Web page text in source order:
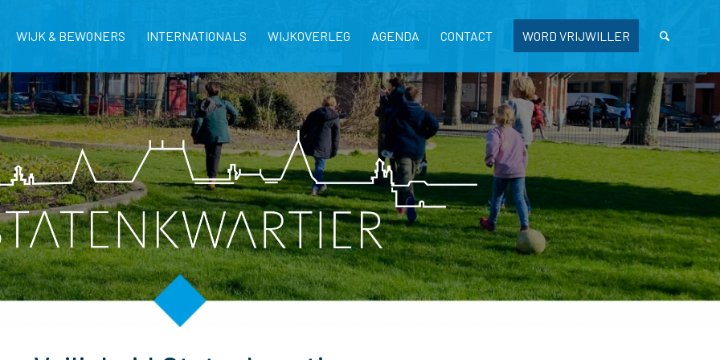
WIJK & BEWONERS INTERNATIONALS WIJKOVERLEG AGENDA CONTACT WORD VRIJWILLER